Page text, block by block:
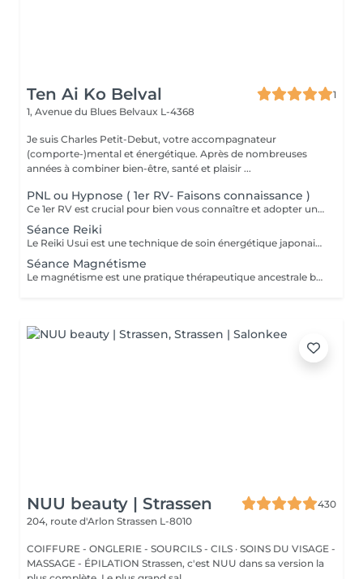
Ten Ai Ko Belval
1
1, Avenue du Blues Belvaux L-4368
Je suis Charles Petit-Debut, votre accompagnateur
(comporte-)mental et énergétique. Après de nombreuses
années à combiner bien-être, santé et plaisir ...
PNL ou Hypnose ( 1er RV- Faisons connaissance )
Ce 1er RV est crucial pour bien vous connaître et adopter une approche personnalisée et efficace lors des prochaines séances.
Séance Reiki
Le Reiki Usui est une technique de soin énergétique japonaise, fondée par Mikao Usui au début du XXème siècle. Elle repose sur le principe de transmission de l'énergie universelle par imposition des mains pour favoriser la guérison et le bien-être. Les bienfaits du Reiki incluent l'harmonisation du corps et de l'esprit, la réduction du stress et la promotion de la relaxation pour une amélioration de la qualité du sommeil, le renforcement du système immunitaire et l'équilibrage des émotions. Le Reiki peut être utilisé pour soulager une douleur ponctuelle ou pour accompagner un traitement plus lourd.
Séance Magnétisme
Le magnétisme est une pratique thérapeutique ancestrale basée sur l'utilisation de l'énergie universelle. Il repose sur le principe que le corps humain émet et reçoit des énergies en fonction de blessures et/ou de besoins. Le magnétiseur peut rééquilibrer ces flux énergétiques par imposition des mains. Cela contribue à la réduction des douleurs, l'amélioration de la circulation sanguine et le renforcement des défenses naturelles de l'organisme, mais aussi à la diminution du stress, l'accélération de la cicatrisation et l'amélioration du bien-être général.
NUU beauty | Strassen
430
204, route d'Arlon Strassen L-8010
COIFFURE - ONGLERIE - SOURCILS - CILS · SOINS DU VISAGE -
MASSAGE - ÉPILATION Strassen, c'est NUU dans sa version la